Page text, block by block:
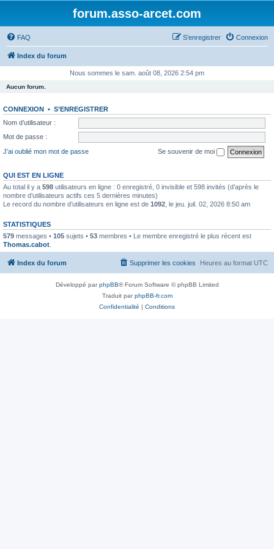
forum.asso-arcet.com
FAQ Connexion
S’enregistrer
Index du forum
Nous sommes le sam. août 08, 2026 2:54 pm
Aucun forum.
CONNEXION • S’ENREGISTRER
Nom d’utilisateur :
Mot de passe :
J’ai oublié mon mot de passe
Se souvenir de moi
QUI EST EN LIGNE
Au total il y a 598 utilisateurs en ligne : 0 enregistré, 0 invisible et 598 invités (d’après le
nombre d’utilisateurs actifs ces 5 dernières minutes)
Le record du nombre d’utilisateurs en ligne est de 1092 , le jeu. juil. 02, 2026 8:50 am
STATISTIQUES
579 messages • 105 sujets • 53 membres • Le membre enregistré le plus récent est
Thomas.cabot
Index du forum Heures au format UTC
Supprimer les cookies
Développé parphpBB® Forum Software © phpBB Limited
Traduit parphpBB-fr.com
Confidentialité | Conditions